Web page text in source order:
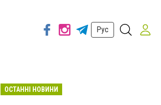
Рус
ОСТАННІ НОВИНИ